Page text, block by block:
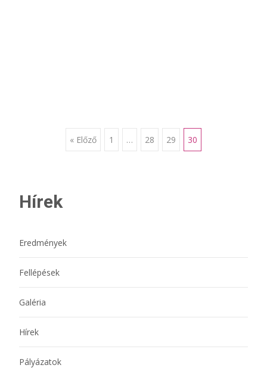
« Előző 1 … 28 29 30
Hírek
Eredmények
Fellépések
Galéria
Hírek
Pályázatok